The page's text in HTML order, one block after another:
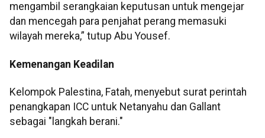
mengambil serangkaian keputusan untuk mengejar
dan mencegah para penjahat perang memasuki
wilayah mereka,” tutup Abu Yousef.
Kemenangan Keadilan
Kelompok Palestina, Fatah, menyebut surat perintah
penangkapan ICC untuk Netanyahu dan Gallant
sebagai "langkah berani."